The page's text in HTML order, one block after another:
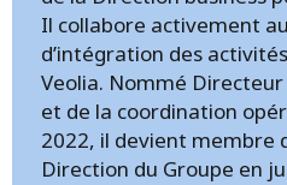
Il collabore activement
d’intégration des
Veolia. Nommé
et de la coordination
2022, il devient membre
Direction du Groupe en